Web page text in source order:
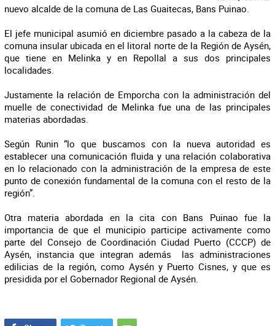
nuevo alcalde de la comuna de Las Guaitecas, Bans Puinao.
El jefe municipal asumió en diciembre pasado a la cabeza de la
comuna insular ubicada en el litoral norte de la Región de Aysén,
que tiene en Melinka y en Repollal a sus dos principales
localidades.
Justamente la relación de Emporcha con la administración del
muelle de conectividad de Melinka fue una de las principales
materias abordadas.
Según Runin “lo que buscamos con la nueva autoridad es
establecer una comunicación fluida y una relación colaborativa
en lo relacionado con la administración de la empresa de este
punto de conexión fundamental de la comuna con el resto de la
región”.
Otra materia abordada en la cita con Bans Puinao fue la
importancia de que el municipio participe activamente como
parte del Consejo de Coordinación Ciudad Puerto (CCCP) de
Aysén, instancia que integran además las administraciones
edilicias de la región, como Aysén y Puerto Cisnes, y que es
presidida por el Gobernador Regional de Aysén.